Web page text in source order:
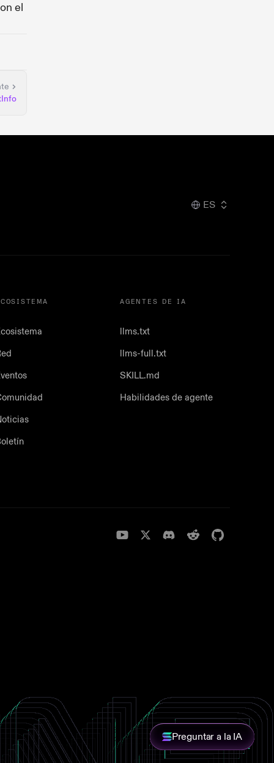
el
Preguntar a la IA
ES
AGENTES DE IA
llms.txt
llms-full.txt
SKILL.md
Habilidades de agente